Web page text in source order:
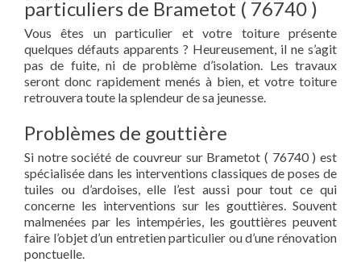
particuliers de Brametot ( 76740 )
Vous êtes un particulier et votre toiture présente
quelques défauts apparents ? Heureusement, il ne s’agit
pas de fuite, ni de problème d’isolation. Les travaux
seront donc rapidement menés à bien, et votre toiture
retrouvera toute la splendeur de sa jeunesse.
Problèmes de gouttière
Si notre société de couvreur sur Brametot ( 76740 ) est
spécialisée dans les interventions classiques de poses de
tuiles ou d’ardoises, elle l’est aussi pour tout ce qui
concerne les interventions sur les gouttières. Souvent
malmenées par les intempéries, les gouttières peuvent
faire l’objet d’un entretien particulier ou d’une rénovation
ponctuelle.